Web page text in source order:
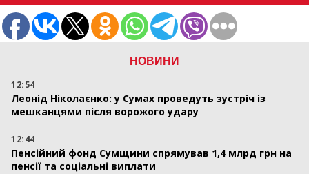
НОВИНИ
12:54
Леонід Ніколаєнко: у Сумах проведуть зустріч із
мешканцями після ворожого удару
12:44
Пенсійний фонд Сумщини спрямував 1,4 млрд грн на
пенсії та соціальні виплати